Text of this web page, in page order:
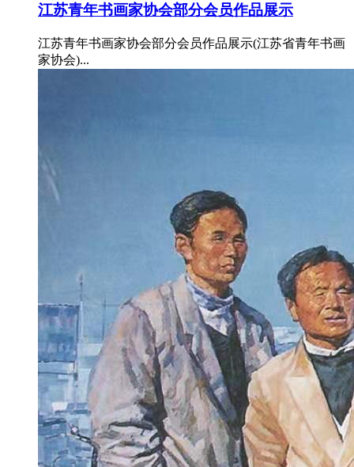
江苏青年书画家协会部分会员作品展示
江苏青年书画家协会部分会员作品展示(江苏省青年书画
家协会)...